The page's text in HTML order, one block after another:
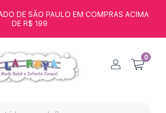
DE SÃO PAULO EM COMPRAS ACIMA
DE R$ 199
0